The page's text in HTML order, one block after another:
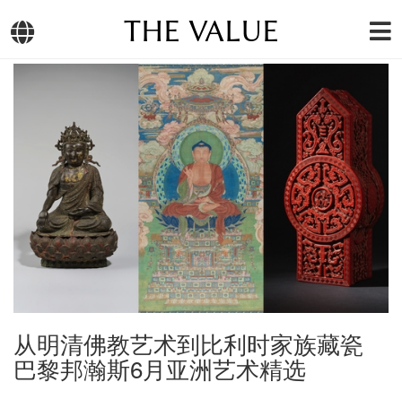
THE VALUE
从明清佛教艺术到比利时家族藏瓷
巴黎邦瀚斯6月亚洲艺术精选